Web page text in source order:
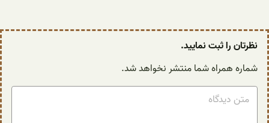
نظرتان را ثبت نمایید.
شماره همراه شما منتشر نخواهد شد.